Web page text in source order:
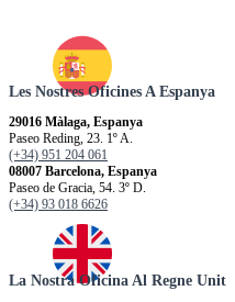
Les Nostres Oficines A Espanya
29016 Màlaga, Espanya
Paseo Reding, 23. 1º A.
(+34) 951 204 061
08007 Barcelona, Espanya
Paseo de Gracia, 54. 3º D.
(+34) 93 018 6626
La Nostra Oficina Al Regne Unit